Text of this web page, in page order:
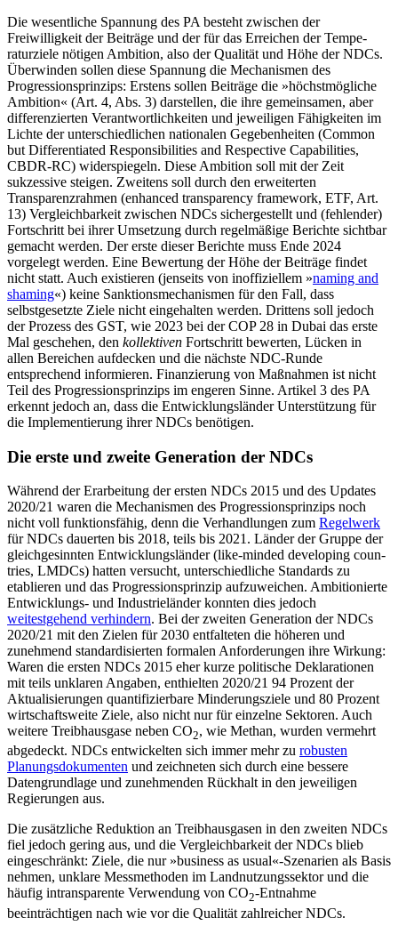
Die wesentliche Spannung des PA besteht zwischen der
Freiwilligkeit der Bei­träge und der für das Erreichen der Tempe­
raturziele nötigen Ambition, also der Qua­lität und Höhe der NDCs.
Überwinden sollen diese Spannung die Mechanismen des
Progressionsprinzips: Erstens sollen Beiträge die »höchstmögliche
Ambition« (Art. 4, Abs. 3) darstellen, die ihre gemeinsamen, aber
differenzierten Verantwortlichkeiten und jeweiligen Fähigkeiten im
Lichte der unter­schiedlichen nationalen Gegebenheiten (Common
but Differentiated Responsibilities and Respective Capabilities,
CBDR-RC) widerspiegeln. Diese Ambition soll mit der Zeit
sukzessive steigen. Zwei­tens soll durch den erweiterten
Transparenzrahmen (enhanced transparency frame­work, ETF, Art.
13) Vergleichbarkeit zwi­schen NDCs sichergestellt und (fehlender)
Fortschritt bei ihrer Umsetzung durch regelmäßige Berichte sichtbar
gemacht wer­den. Der erste dieser Berichte muss Ende 2024
vorgelegt werden. Eine Bewertung der Höhe der Beiträge findet
nicht statt. Auch existieren (jenseits von inoffiziellem »nam­ing and
shaming«) keine Sanktionsmechanismen für den Fall, dass
selbstgesetzte Ziele nicht eingehalten werden. Drittens soll jedoch
der Prozess des GST, wie 2023 bei der COP 28 in Dubai das erste
Mal geschehen, den kollekti­ven Fortschritt bewer­ten, Lücken in
allen Berei­chen aufdecken und die nächste NDC-Runde
entsprechend infor­mieren. Finan­zierung von Maß­nahmen ist nicht
Teil des Progressionsprinzips im engeren Sinne. Artikel 3 des PA
erkennt jedoch an, dass die Entwicklungsländer Unterstützung für
die Implementierung ihrer NDCs benötigen.
Die erste und zweite Generation der NDCs
Während der Erarbeitung der ersten NDCs 2015 und des Updates
2020/21 waren die Mechanismen des Progressionsprinzips noch
nicht voll funktionsfähig, denn die Verhandlungen zum Regelwerk
für NDCs dauerten bis 2018, teils bis 2021. Länder der Gruppe der
gleichgesinnten Entwicklungsländer (like-minded developing coun­
tries, LMDCs) hatten versucht, unterschiedliche Standards zu
etablieren und das Pro­gressi­onsprinzip aufzuweichen. Ambitio­nierte
Entwicklungs- und Industrieländer konnten dies jedoch
weitestgehend ver­hindern. Bei der zweiten Generation der NDCs
2020/21 mit den Zielen für 2030 entfalteten die höheren und
zunehmend standar­disierten formalen Anforderungen ihre Wirkung:
Waren die ersten NDCs 2015 eher kurze politische Deklarationen
mit teils unklaren Angaben, enthielten 2020/21 94 Prozent der
Aktualisierungen quantifizierbare Minderungsziele und 80 Prozent
wirtschaftsweite Ziele, also nicht nur für einzelne Sektoren. Auch
weitere Treibhausgase neben CO2, wie Methan, wurden ver­mehrt
abgedeckt. NDCs entwickelten sich immer mehr zu robusten
Planungsdokumenten und zeichneten sich durch eine bessere
Datengrundlage und zunehmenden Rückhalt in den jeweiligen
Regierungen aus.
Die zusätzliche Reduktion an Treibhausgasen in den zweiten NDCs
fiel jedoch gering aus, und die Vergleichbarkeit der NDCs blieb
eingeschränkt: Ziele, die nur »business as usual«-Szenarien als Basis
neh­men, unklare Messmethoden im Land­nutzungssektor und die
häufig intransparente Verwendung von CO2-Entnahme
beeinträchtigen nach wie vor die Qualität zahlreicher NDCs.